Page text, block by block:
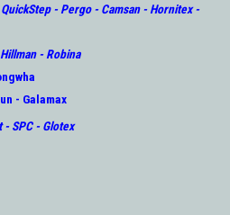
-Pergo-Camsan-Hornitex -
Hillman-Robina
- Galamax
-SPC-Glotex